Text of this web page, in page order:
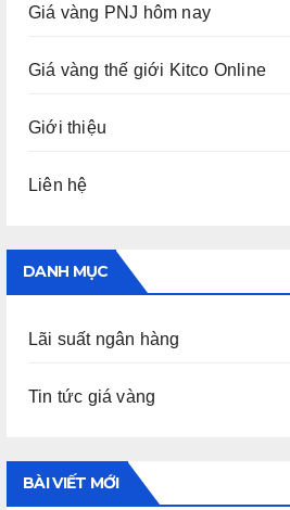
Giá vàng PNJ hôm nay
Giá vàng thế giới Kitco Online
Giới thiệu
Liên hệ
DANH MỤC
Lãi suất ngân hàng
Tin tức giá vàng
BÀI VIẾT MỚI